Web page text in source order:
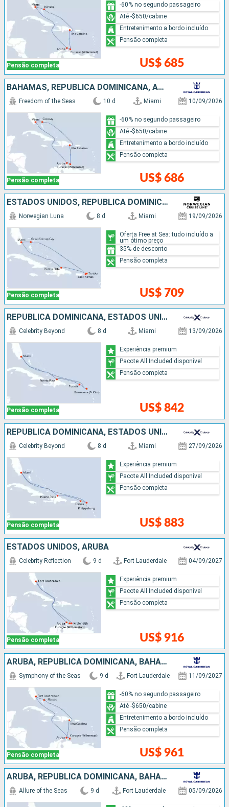
Pensão completa US$ 685
-60% no segundo passageiro
Até -$650/cabine
Entretenimento a bordo incluído
Pensão completa
BAHAMAS, REPUBLICA DOMINICANA, ARUBA, ESTADOS UNIDOS
Pensão completa
Freedom of the Seas 10 d Miami 10/09/2026
US$ 686
-60% no segundo passageiro
Até -$650/cabine
Entretenimento a bordo incluído
Pensão completa
ESTADOS UNIDOS, REPUBLICA DOMINICANA, BAHAMAS
Pensão completa
Norwegian Luna 8 d Miami 19/09/2026
US$ 709
Oferta Free at Sea: tudo incluído a
um ótimo preço
35% de desconto
Pensão completa
REPUBLICA DOMINICANA, ESTADOS UNIDOS
Pensão completa
Celebrity Beyond 8 d Miami 13/09/2026
US$ 842
Experiência premium
Pacote All Included disponível
Pensão completa
REPUBLICA DOMINICANA, ESTADOS UNIDOS
Pensão completa
Celebrity Beyond 8 d Miami 27/09/2026
US$ 883
Experiência premium
Pacote All Included disponível
Pensão completa
ESTADOS UNIDOS, ARUBA
Pensão completa
Celebrity Reflection 9 d Fort Lauderdale 04/09/2027
US$ 916
Experiência premium
Pacote All Included disponível
Pensão completa
ARUBA, REPUBLICA DOMINICANA, BAHAMAS, ESTADOS UNIDOS
Pensão completa
Symphony of the Seas 9 d Fort Lauderdale 11/09/2027
US$ 961
-60% no segundo passageiro
Até -$650/cabine
Entretenimento a bordo incluído
Pensão completa
ARUBA, REPUBLICA DOMINICANA, BAHAMAS, ESTADOS UNIDOS
Allure of the Seas 9 d Fort Lauderdale 05/09/2026